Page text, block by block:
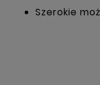
Szerokie